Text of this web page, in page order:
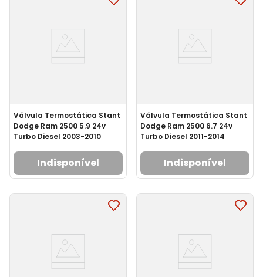
Válvula Termostática Stant
Dodge Ram 2500 5.9 24v
Turbo Diesel 2003-2010
Indisponível
Válvula Termostática Stant
Dodge Ram 2500 6.7 24v
Turbo Diesel 2011-2014
Indisponível